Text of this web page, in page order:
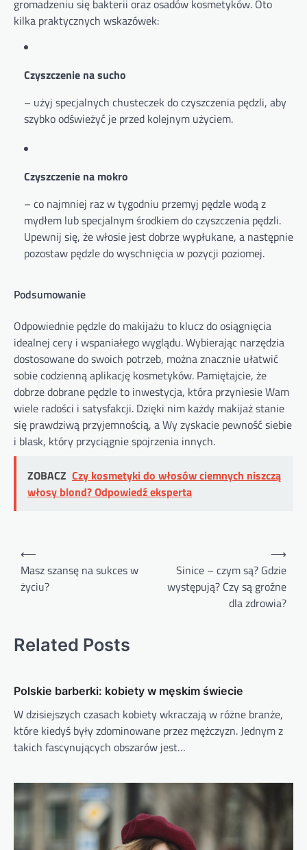
gromadzeniu się bakterii oraz osadów kosmetyków. Oto
kilka praktycznych wskazówek:
Czyszczenie na sucho
– użyj specjalnych chusteczek do czyszczenia pędzli, aby
szybko odświeżyć je przed kolejnym użyciem.
Czyszczenie na mokro
– co najmniej raz w tygodniu przemyj pędzle wodą z
mydłem lub specjalnym środkiem do czyszczenia pędzli.
Upewnij się, że włosie jest dobrze wypłukane, a następnie
pozostaw pędzle do wyschnięcia w pozycji poziomej.
Podsumowanie
Odpowiednie pędzle do makijażu to klucz do osiągnięcia
idealnej cery i wspaniałego wyglądu. Wybierając narzędzia
dostosowane do swoich potrzeb, można znacznie ułatwić
sobie codzienną aplikację kosmetyków. Pamiętajcie, że
dobrze dobrane pędzle to inwestycja, która przyniesie Wam
wiele radości i satysfakcji. Dzięki nim każdy makijaż stanie
się prawdziwą przyjemnością, a Wy zyskacie pewność siebie
i blask, który przyciągnie spojrzenia innych.
ZOBACZ Czy kosmetyki do włosów ciemnych niszczą
włosy blond? Odpowiedź eksperta
Nawigacja
wpisu
⟵
Masz szansę na sukces w
życiu?
Sinice – czym są? Gdzie
występują? Czy są groźne
dla zdrowia?
⟶
Related Posts
Polskie barberki: kobiety w męskim świecie
W dzisiejszych czasach kobiety wkraczają w różne branże,
które kiedyś były zdominowane przez mężczyzn. Jednym z
takich fascynujących obszarów jest…